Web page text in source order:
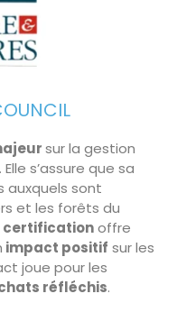
sur la gestion
s’assure que sa
auxquels sont
et les forêts du
certificationoffre
impact positif sur les
joue pour les
réfléchis.